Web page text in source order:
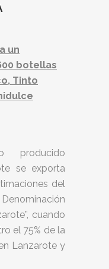
un
botellas
Tinto
se exporta
del
cuando
el 75% de la
Lanzarote y